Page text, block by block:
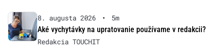
8. augusta 2026 •
5m
Aké vychytávky na upratovanie používame v redakcii?
Redakcia TOUCHIT